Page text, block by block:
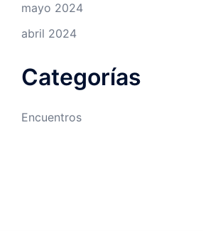
mayo 2024
abril 2024
Categorías
Encuentros